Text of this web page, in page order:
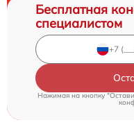
Бесплатная
специалистом
Нажимая на кнопку